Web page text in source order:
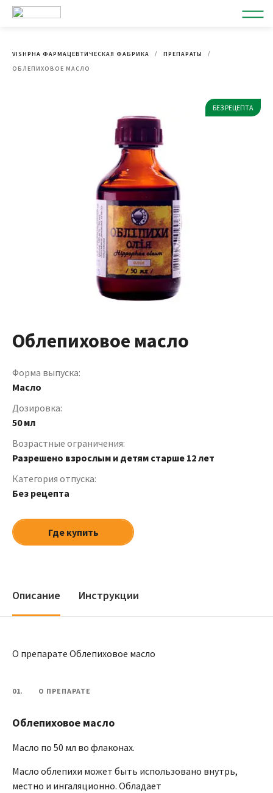
VISHPHA ФАРМАЦЕВТИЧЕСКАЯ ФАБРИКА
ПРЕПАРАТЫ
ОБЛЕПИХОВОЕ МАСЛО
БЕЗ РЕЦЕПТА
Облепиховое масло
Форма выпуска:
Масло
Дозировка:
50 мл
Возрастные ограничения:
Разрешено взрослым и детям старше 12 лет
Категория отпуска:
Без рецепта
Где купить
Описание Инструкции
О препарате Облепиховое масло
01. О ПРЕПАРАТЕ
Облепиховое масло
Масло по 50 мл во флаконах.
Масло облепихи может быть использовано внутрь,
местно и ингаляционно. Обладает